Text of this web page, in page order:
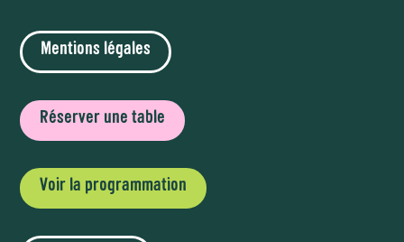
Mentions légales
Réserver une table
Voir la programmation